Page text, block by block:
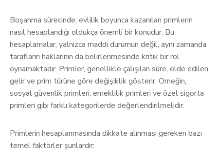
Boşanma sürecinde, evlilik boyunca kazanılan primlerin
nasıl hesaplandığı oldukça önemli bir konudur. Bu
hesaplamalar, yalnızca maddi durumun değil, aynı zamanda
tarafların haklarının da belirlenmesinde kritik bir rol
oynamaktadır. Primler, genellikle çalışılan süre, elde edilen
gelir ve prim türüne göre değişiklik gösterir. Örneğin,
sosyal güvenlik primleri, emeklilik primleri ve özel sigorta
primleri gibi farklı kategorilerde değerlendirilmelidir.
Primlerin hesaplanmasında dikkate alınması gereken bazı
temel faktörler şunlardır: